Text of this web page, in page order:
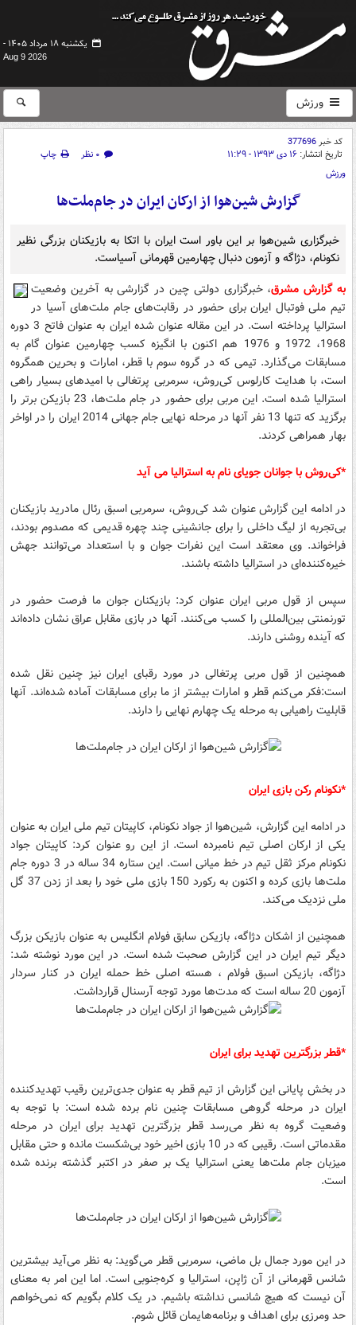
یکشنبه ۱۸ مرداد ۱۴۰۵ -
Aug 9 2026
ورزش
کد خبر377696
تاریخ انتشار: ۱۶ دی ۱۳۹۳ - ۱۱:۲۹ ۰ نظر
چاپ
ورزش
گزارش شین‌هوا از ارکان ایران در جام‌‌ملت‌ها
خبرگزاری شین‌هوا بر این باور است ایران با اتکا به بازیکنان بزرگی نظیر
نکونام، دژاگه و آزمون دنبال چهارمین قهرمانی آسیاست.
به گزارش مشرق، خبرگزاری دولتی چین در گزارشی به آخرین وضعیت
تیم ملی فوتبال ایران برای حضور در رقابت‌های جام ملت‌های آسیا در
استرالیا پرداخته است. در این مقاله عنوان شده ایران به عنوان فاتح 3 دوره
1968، 1972 و 1976 هم اکنون با انگیزه کسب چهارمین عنوان گام به
مسابقات می‌گذارد. تیمی که در گروه سوم با قطر، امارات و بحرین همگروه
است، با هدایت کارلوس کی‌روش، سرمربی پرتغالی با امیدهای بسیار راهی
استرالیا شده است. این مربی برای حضور در جام ملت‌ها، 23 بازیکن برتر را
برگزید که تنها 13 نفر آنها در مرحله نهایی جام جهانی 2014 ایران را در اواخر
بهار همراهی کردند.
*کی‌روش با جوانان جویای نام به استرالیا می آید
در ادامه این گزارش عنوان شد کی‌روش، سرمربی اسبق رئال مادرید بازیکنان
بی‌تجربه از لیگ داخلی را برای جانشینی چند چهره قدیمی که مصدوم بودند،
فراخواند. وی معتقد است این نفرات جوان و با استعداد می‌توانند جهش
خیره‌کننده‌ای در استرالیا داشته باشند.
سپس از قول مربی ایران عنوان کرد: بازیکنان جوان ما فرصت حضور در
تورنمنتی بین‌المللی را کسب می‌کنند. آنها در بازی مقابل عراق نشان داده‌اند
که آینده روشنی دارند.
همچنین از قول مربی پرتغالی در مورد رقبای ایران نیز چنین نقل شده
است:فکر می‌کنم قطر و امارات بیشتر از ما برای مسابقات آماده شده‌اند. آنها
قابلیت راهیابی به مرحله یک چهارم نهایی را دارند.
*نکونام رکن بازی ایران
در ادامه این گزارش، شین‌هوا از جواد نکونام، کاپیتان تیم ملی ایران به عنوان
یکی از ارکان اصلی تیم نامبرده است. از این رو عنوان کرد: کاپیتان جواد
نکونام مرکز ثقل تیم در خط میانی است. این ستاره 34 ساله در 3 دوره جام
ملت‌ها بازی کرده و اکنون به رکورد 150 بازی ملی خود را بعد از زدن 37 گل
ملی نزدیک می‌کند.
همچنین از اشکان دژاگه، بازیکن سابق فولام انگلیس به عنوان بازیکن بزرگ
دیگر تیم ایران در این گزارش صحبت شده است. در این مورد نوشته شد:
دژاگه، بازیکن اسبق فولام ، هسته اصلی خط حمله ایران در کنار سردار
آزمون 20 ساله است که مدت‌ها مورد توجه آرسنال قرارداشت.
*قطر بزرگترین تهدید برای ایران
در بخش پایانی این گزارش از تیم قطر به عنوان جد‌ی‌ترین رقیب تهدید‌کننده
ایران در مرحله گروهی مسابقات چنین نام برده شده است: با توجه به
وضعیت گروه به نظر می‌رسد قطر بزرگترین تهدید برای ایران در مرحله
مقدماتی است. رقیبی که در 10 بازی اخیر خود بی‌شکست مانده و حتی مقابل
میزبان جام ملت‌ها یعنی استرالیا یک بر صفر در اکتبر گذشته برنده شده
است.
در این مورد جمال بل‌ ماضی، سرمربی قطر می‌گوید: به نظر می‌آید بیشترین
شانس قهرمانی از آن ژاپن، استرالیا و کره‌جنوبی است. اما این امر به معنای
آن نیست که هیچ شانسی نداشته باشیم. در یک کلام بگویم که نمی‌خواهم
حد ومرزی برای اهداف و برنامه‌هایمان قائل شوم.